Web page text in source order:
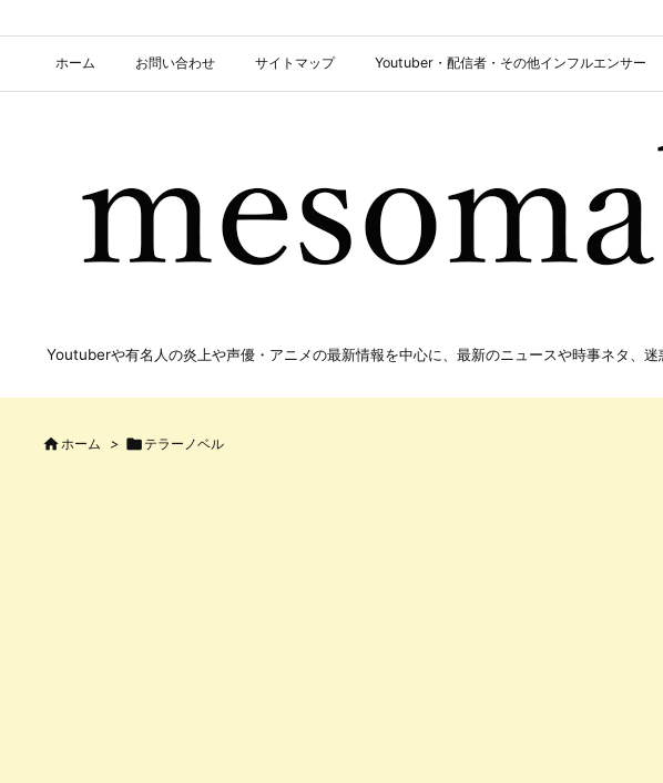
ホーム お問い合わせ サイトマップ Youtuber・配信者・その他インフルエンサー
Youtuberや有名人の炎上や声優・アニメの最新情報を中心に、最新のニュースや時事ネタ、
 ホーム >  テラーノベル